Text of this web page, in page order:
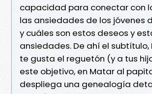
capacidad para conectar con
las ansiedades de los jóvenes
y cuáles son estos deseos y
ansiedades. De ahí el subtítulo,
te gusta el reguetón (y a tus
este objetivo, en Matar al
despliega una genealogía